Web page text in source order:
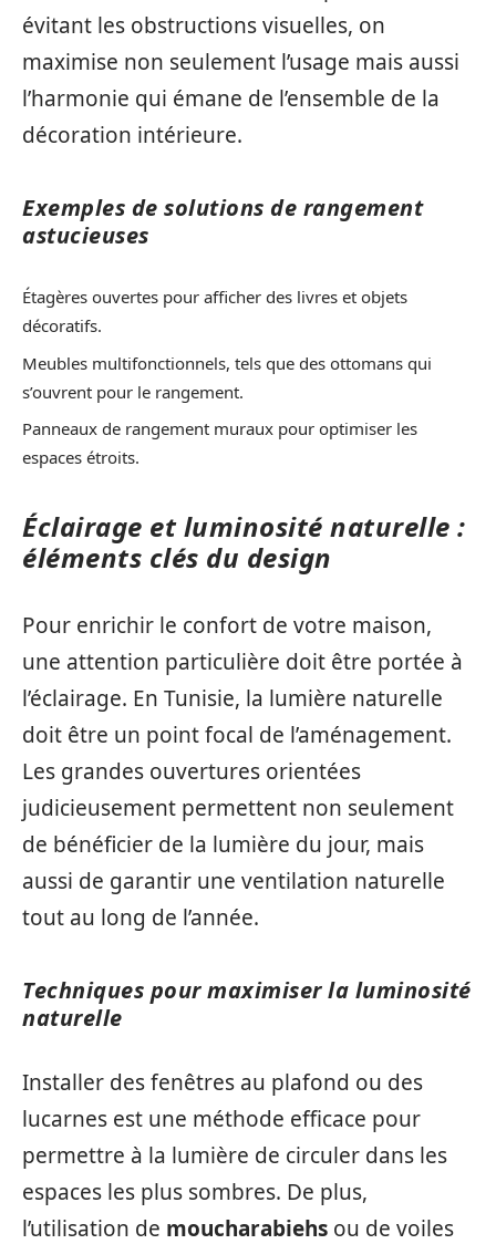
évitant les obstructions visuelles, on
maximise non seulement l’usage mais aussi
l’harmonie qui émane de l’ensemble de la
décoration intérieure.
Exemples de solutions de rangement
astucieuses
Étagères ouvertes pour afficher des livres et objets
décoratifs.
Meubles multifonctionnels, tels que des ottomans qui
s’ouvrent pour le rangement.
Panneaux de rangement muraux pour optimiser les
espaces étroits.
Éclairage et luminosité naturelle :
éléments clés du design
Pour enrichir le confort de votre maison,
une attention particulière doit être portée à
l’éclairage. En Tunisie, la lumière naturelle
doit être un point focal de l’aménagement.
Les grandes ouvertures orientées
judicieusement permettent non seulement
de bénéficier de la lumière du jour, mais
aussi de garantir une ventilation naturelle
tout au long de l’année.
Techniques pour maximiser la luminosité
naturelle
Installer des fenêtres au plafond ou des
lucarnes est une méthode efficace pour
permettre à la lumière de circuler dans les
espaces les plus sombres. De plus,
l’utilisation de moucharabiehs ou de voiles